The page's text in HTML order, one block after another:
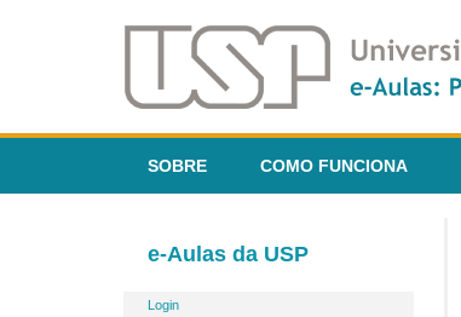
SOBRE COMO FUNCIONA
e-Aulas da USP
Login